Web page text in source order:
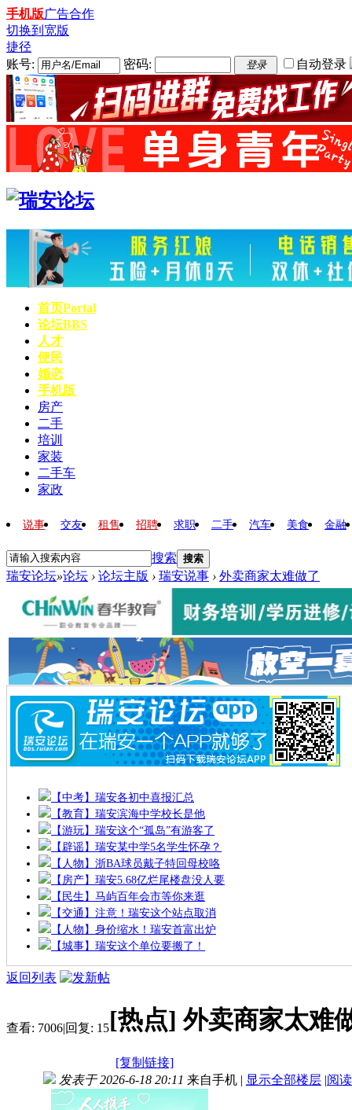
手机版广告合作
切换到宽版
捷径
账号:
密码: 登录 自动登录
首页Portal
论坛BBS
人才
便民
婚恋
手机版
房产
二手
培训
家装
二手车
家政
说事 交友 租售 招聘 求职 二手 汽车 美食 金融
搜索 搜索
瑞安论坛»论坛 › 论坛主版 › 瑞安说事 › 外卖商家太难做了
【中考】瑞安各初中喜报汇总
【教育】瑞安滨海中学校长是他
【游玩】瑞安这个“孤岛”有游客了
【辟谣】瑞安某中学5名学生怀孕？
【人物】浙BA球员戴子特回母校咯
【房产】瑞安5.68亿烂尾楼盘没人要
【民生】马屿百年会市等你来逛
【交通】注意！瑞安这个站点取消
【人物】身价缩水！瑞安首富出炉
【城事】瑞安这个单位要搬了！
返回列表
查看: 7006|回复: 15[热点]外卖商家太难
[复制链接]
发表于 2026-6-18 20:11 来自手机 | 显示全部楼层 |阅